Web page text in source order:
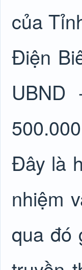
của
Điện
Đây là
nhiệm
qua đó